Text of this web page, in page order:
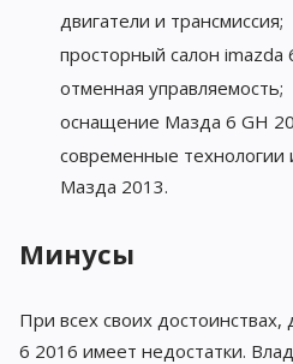
двигатели и трансмиссия;
просторный салон imazda
отменная управляемость;
оснащение Мазда 6 GH
современные технологии
Мазда 2013.
Минусы
При всех своих
6 2016 имеет недостатки.